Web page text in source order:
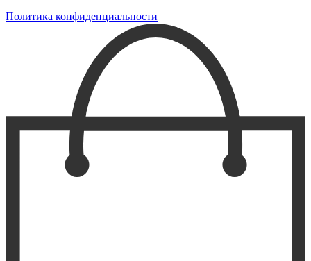
Политика конфиденциальности